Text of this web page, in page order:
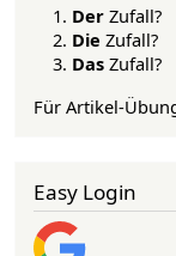
Der Zufall?
Die Zufall?
Das Zufall?
Für Artikel-
Easy Login